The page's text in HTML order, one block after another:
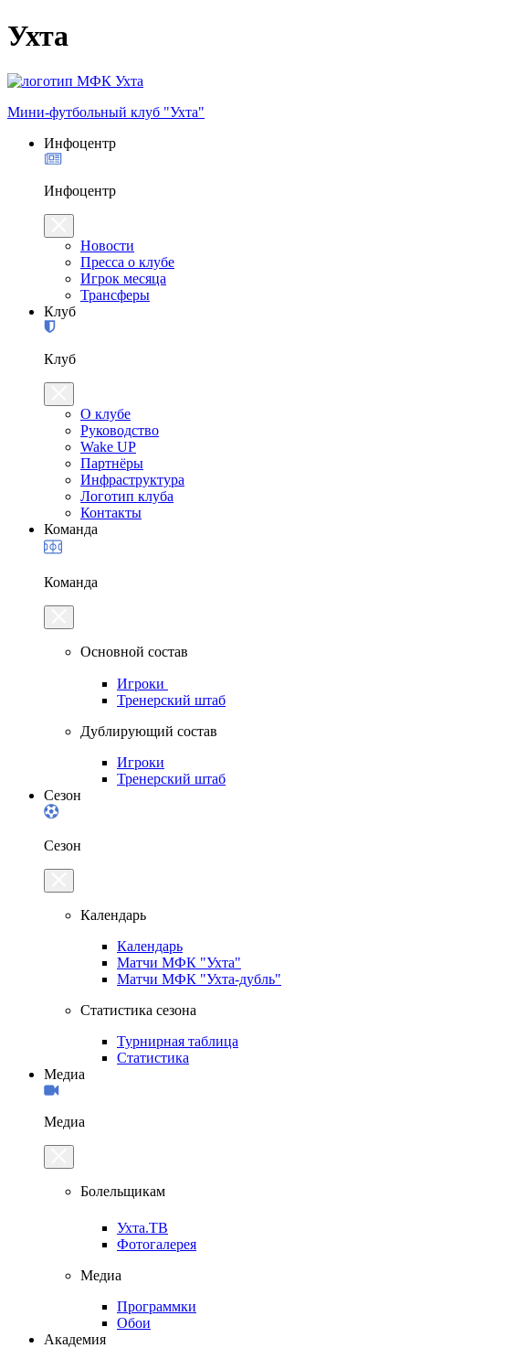
Ухта
Мини-футбольный клуб "Ухта"
Инфоцентр
Инфоцентр
Новости
Пресса о клубе
Игрок месяца
Трансферы
Клуб
Клуб
О клубе
Руководство
Wake UP
Партнёры
Инфраструктура
Логотип клуба
Контакты
Команда
Команда
Основной состав
Игроки
Тренерский штаб
Дублирующий состав
Игроки
Тренерский штаб
Сезон
Сезон
Календарь
Календарь
Матчи МФК "Ухта"
Матчи МФК "Ухта-дубль"
Статистика сезона
Турнирная таблица
Статистика
Медиа
Медиа
Болельщикам
Ухта.ТВ
Фотогалерея
Медиа
Программки
Обои
Академия